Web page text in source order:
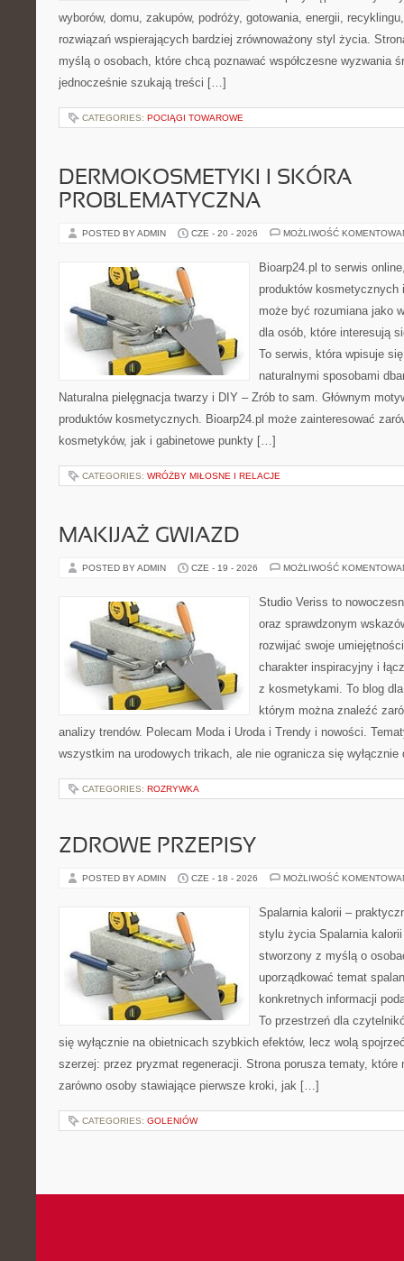
wyborów, domu, zakupów, podróży, gotowania, energii,
rozwiązań wspierających bardziej zrównoważony styl życia.
myślą o osobach, które chcą poznawać współczesne wyzwania
jednocześnie szukają treści […]
CATEGORIES: POCIĄGI TOWAROWE
DERMOKOSMETYKI I SKÓRA
PROBLEMATYCZNA
POSTED BY ADMIN CZE - 20 - 2026 MOŻLIWOŚĆ
Bioarp24.pl to serwis
produktów kosmetycznych
może być rozumiana jako
dla osób, które interesują
To serwis, która wpisuje
naturalnymi sposobami
Naturalna pielęgnacja twarzy i DIY – Zrób to sam. Głównym
produktów kosmetycznych. Bioarp24.pl może zainteresować
kosmetyków, jak i gabinetowe punkty […]
CATEGORIES: WRÓŻBY MIŁOSNE I RELACJE
MAKIJAŻ GWIAZD
POSTED BY ADMIN CZE - 19 - 2026 MOŻLIWOŚĆ
Studio Veriss to
oraz sprawdzonym
rozwijać swoje
charakter inspiracyjny i
z kosmetykami. To blog
którym można znaleźć
analizy trendów. Polecam Moda i Uroda i Trendy i nowości.
wszystkim na urodowych trikach, ale nie ogranicza się
CATEGORIES: ROZRYWKA
ZDROWE PRZEPISY
POSTED BY ADMIN CZE - 18 - 2026 MOŻLIWOŚĆ
Spalarnia kalorii –
stylu życia Spalarnia
stworzony z myślą o
uporządkować temat
konkretnych informacji
To przestrzeń dla
się wyłącznie na obietnicach szybkich efektów, lecz wolą
szerzej: przez pryzmat regeneracji. Strona porusza tematy, które
zarówno osoby stawiające pierwsze kroki, jak […]
CATEGORIES: GOLENIÓW